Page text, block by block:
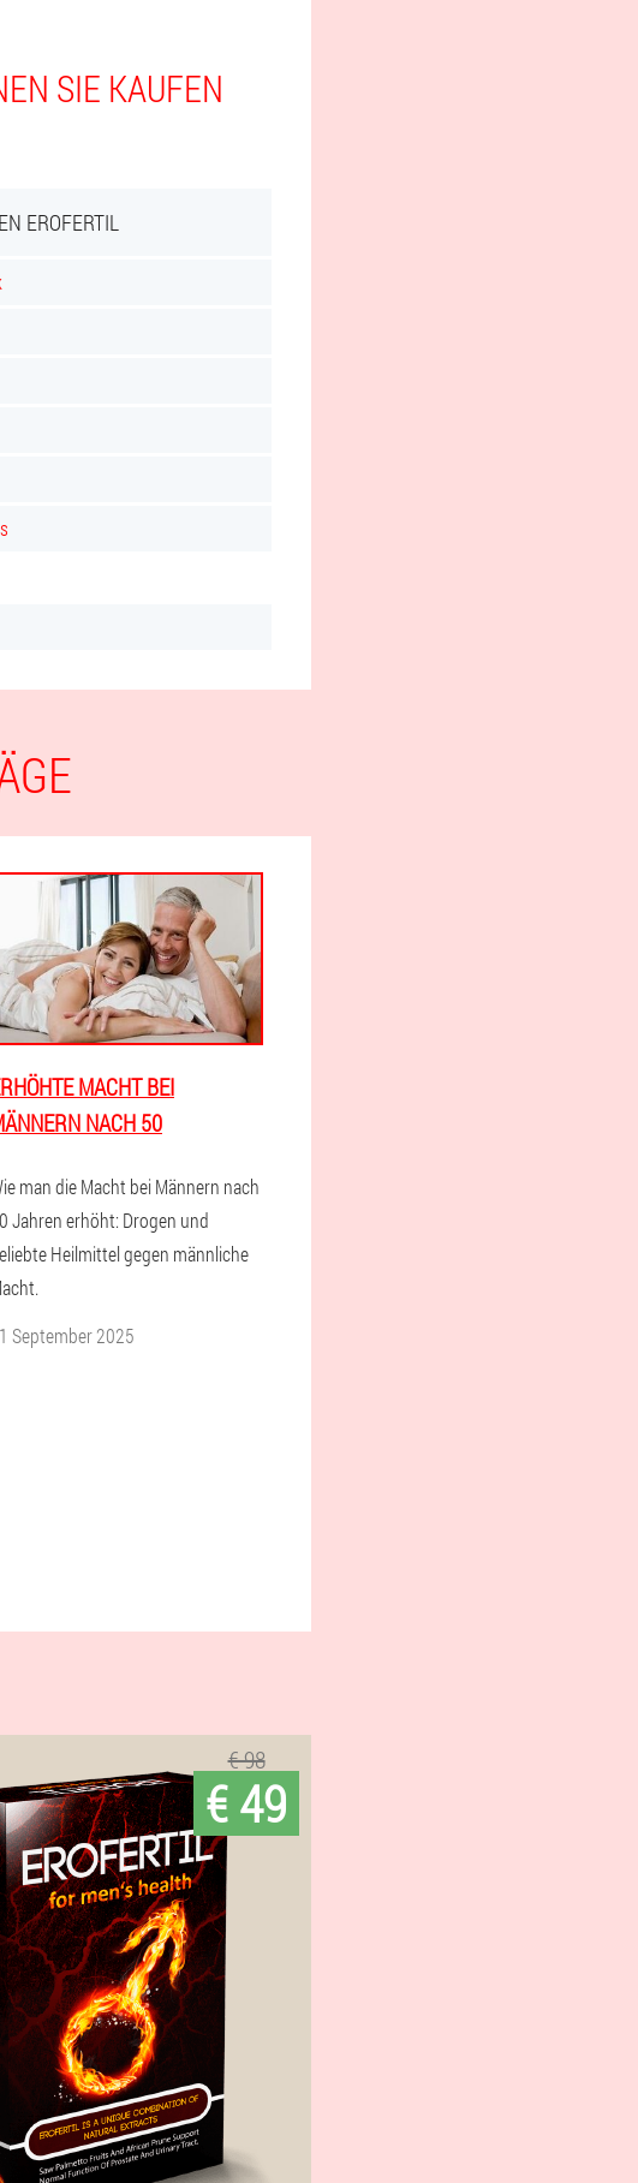
SIE KAUFEN
EROFERTIL
MACHT BEI
NACH 50
man die Macht bei Männern nach
Jahren erhöht: Drogen und
Heilmittel gegen männliche
September 2025
€ 98
€ 49